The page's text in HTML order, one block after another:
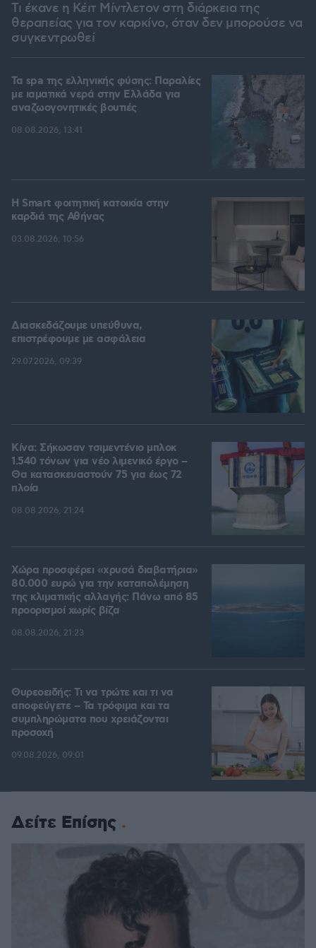
Τι έκανε η Κέιτ Μίντλετον στη διάρκεια της
θεραπείας για τον καρκίνο, όταν δεν μπορούσε να
συγκεντρωθεί
Τα spa της ελληνικής φύσης: Παραλίες
με ιαματικά νερά στην Ελλάδα για
αναζωογονητικές βουτιές
08.08.2026, 13:41
Η Smart φοιτητική κατοικία στην
καρδιά της Αθήνας
03.08.2026, 10:56
Διασκεδάζουμε υπεύθυνα,
επιστρέφουμε με ασφάλεια
29.07.2026, 09:39
Κίνα: Σήκωσαν τσιμεντένιο μπλοκ
1.540 τόνων για νέο λιμενικό έργο –
Θα κατασκευαστούν 75 για έως 72
πλοία
08.08.2026, 21:24
Χώρα προσφέρει «χρυσά διαβατήρια»
80.000 ευρώ για την καταπολέμηση
της κλιματικής αλλαγής: Πάνω από 85
προορισμοί χωρίς βίζα
08.08.2026, 21:23
Θυρεοειδής: Τι να τρώτε και τι να
αποφεύγετε – Τα τρόφιμα και τα
συμπληρώματα που χρειάζονται
προσοχή
09.08.2026, 09:01
Δείτε Επίσης